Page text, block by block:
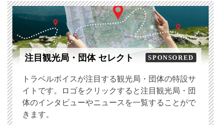
注目観光局・団体 セレクト SPONSORED
トラベルボイスが注目する観光局・団体の特設サ
イトです。ロゴをクリックすると注目観光局・団
体のインタビューやニュースを一覧することがで
きます。